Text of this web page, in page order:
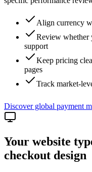
Align currency
Review whether
support
Keep pricing
pages
Track market-
Discover global payment
Your website
checkout design